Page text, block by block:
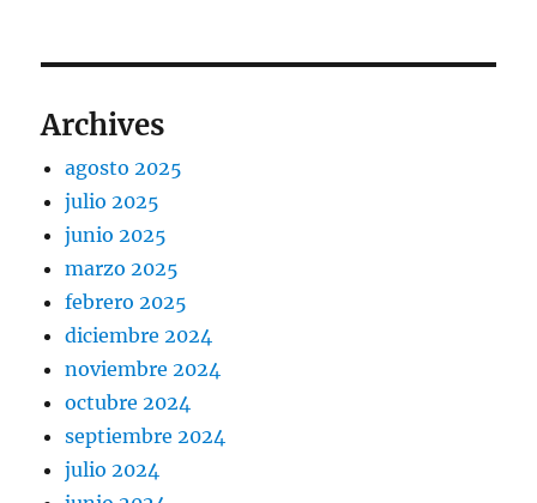
Archives
agosto 2025
julio 2025
junio 2025
marzo 2025
febrero 2025
diciembre 2024
noviembre 2024
octubre 2024
septiembre 2024
julio 2024